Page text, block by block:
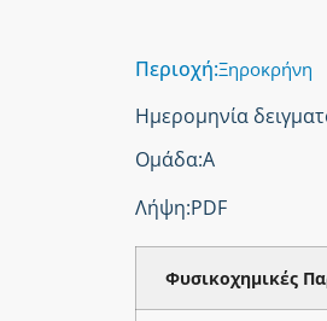
Περιοχή:Ξηροκρήνη
Ημερομηνία
Ομάδα:Α
Λήψη:PDF
Φυσικοχημικές